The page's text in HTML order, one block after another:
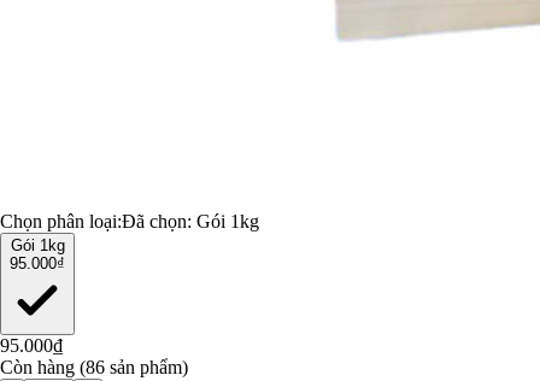
Chọn phân loại:Đã chọn: Gói 1kg
Gói 1kg
95.000₫
95.000₫
Còn hàng (86 sản phẩm)